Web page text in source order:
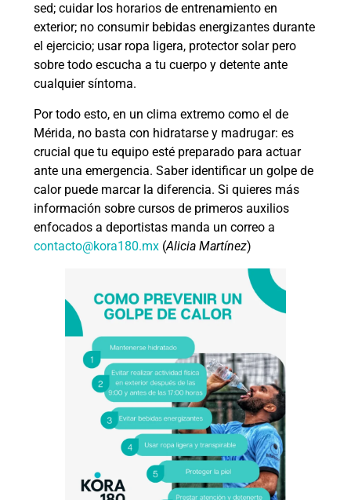
sed; cuidar los horarios de entrenamiento en
exterior; no consumir bebidas energizantes durante
el ejercicio; usar ropa ligera, protector solar pero
sobre todo escucha a tu cuerpo y detente ante
cualquier síntoma.
Por todo esto, en un clima extremo como el de
Mérida, no basta con hidratarse y madrugar: es
crucial que tu equipo esté preparado para actuar
ante una emergencia. Saber identificar un golpe de
calor puede marcar la diferencia. Si quieres más
información sobre cursos de primeros auxilios
enfocados a deportistas manda un correo a
contacto@kora180.mx (Alicia Martínez)